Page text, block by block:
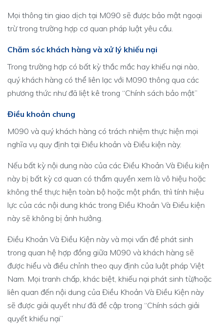
Mọi thông tin giao dịch tại M090 sẽ được bảo mật ngoại
trừ trong trường hợp cơ quan pháp luật yêu cầu.
Chăm sóc khách hàng và xử lý khiếu nại
Trong trường hợp có bất kỳ thắc mắc hay khiếu nại nào,
quý khách hàng có thể liên lạc với M090 thông qua các
phương thức như đã liệt kê trong “Chính sách bảo mật”
Điều khoản chung
M090 và quý khách hàng có trách nhiệm thực hiện mọi
nghĩa vụ quy định tại Điều khoản và Điều kiện này.
Nếu bất kỳ nội dung nào của các Điều Khoản Và Điều kiện
này bị bất kỳ cơ quan có thẩm quyền xem là vô hiệu hoặc
không thể thực hiện toàn bộ hoặc một phần, thì tính hiệu
lực của các nội dung khác trong Điều Khoản Và Điều kiện
này sẽ không bị ảnh hưởng.
Điều Khoản Và Điều Kiện này và mọi vấn đề phát sinh
trong quan hệ hợp đồng giữa M090 và khách hàng sẽ
được hiểu và điều chỉnh theo quy định của luật pháp Việt
Nam. Mọi tranh chấp, khác biệt, khiếu nại phát sinh từ/hoặc
liên quan đến nội dung của Điều Khoản Và Điều Kiện này
sẽ được giải quyết như đã đề cập trong “Chính sách giải
quyết khiếu nại”